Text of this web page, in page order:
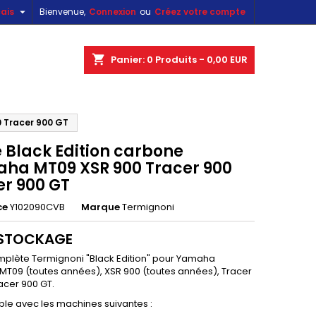
Bienvenue, Connexion ou Créez votre compte

shopping_cart Panier: 0 Produits - 0,00 EUR
Tracer 900 GT
Black Edition carbone
MT09 XSR 900 Tracer 900
900 GT
Y102090CVB MarqueTermignoni
Termignoni "Black Edition" pour Yamaha
(toutes années), XSR 900 (toutes années), Tracer
900 GT.
avec les machines suivantes :